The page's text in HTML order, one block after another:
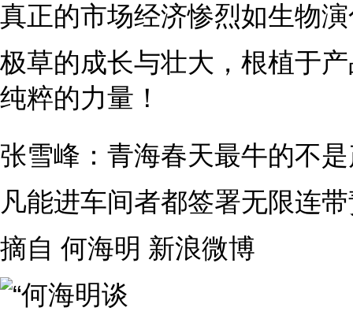
真正的市场经济惨烈如生物
极草的成长与壮大，根植于
纯粹的力量！
张雪峰：青海春天最牛的不
凡能进车间者都签署无限连
摘自 何海明 新浪微博